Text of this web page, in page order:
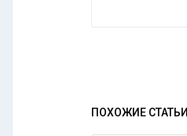
ПОХОЖИЕ СТАТЬИ